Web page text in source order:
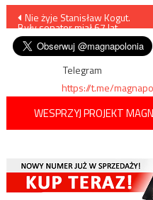
Nawigacja
wpisu
Nie żyje Stanisław Kogut.
Były senator miał 67 lat
Telegram
https://t.me/
WESPRZYJ PROJEKT